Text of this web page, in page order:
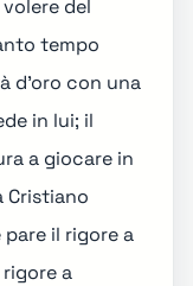
del
tempo
d'oro con una
in lui; il
a giocare in
Cristiano
il rigore a
a